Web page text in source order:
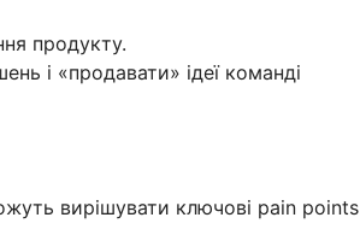
продукту.
і «продавати» ідеї команді
вирішувати ключові pain points